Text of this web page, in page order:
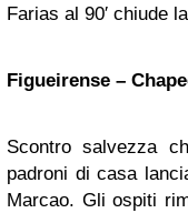
Farias al 90′ chiude
Figueirense –
Scontro salvezza
padroni di casa
Marcao. Gli ospiti